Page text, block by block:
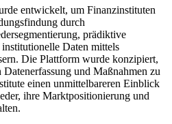
entwickelt, um Finanzinstituten
durch
prädiktive
Daten mittels
Die Plattform wurde konzipiert,
und Maßnahmen zu
einen unmittelbareren Einblick
ihre Marktpositionierung und